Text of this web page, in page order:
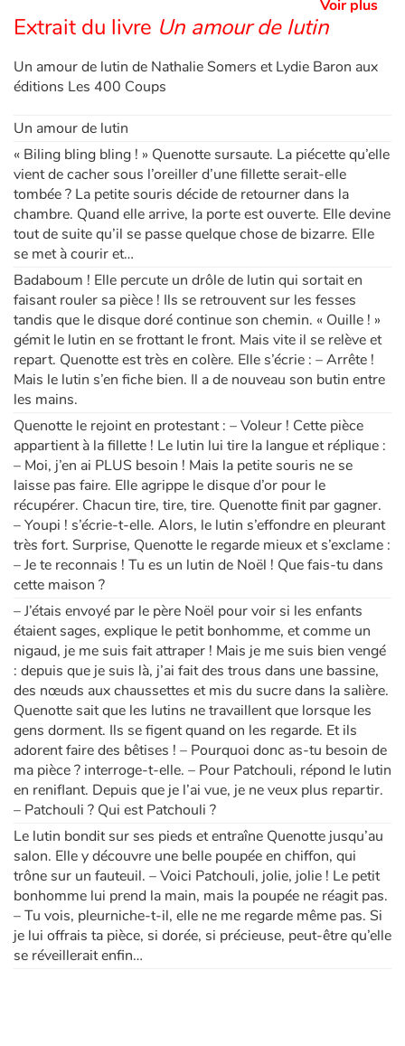
Voir plus
Extrait du livre Un amour de lutin
Un amour de lutin de Nathalie Somers et Lydie Baron aux
éditions Les 400 Coups
Un amour de lutin
« Biling bling bling ! » Quenotte sursaute. La piécette qu’elle
vient de cacher sous l’oreiller d’une fillette serait-elle
tombée ? La petite souris décide de retourner dans la
chambre. Quand elle arrive, la porte est ouverte. Elle devine
tout de suite qu’il se passe quelque chose de bizarre. Elle
se met à courir et…
Badaboum ! Elle percute un drôle de lutin qui sortait en
faisant rouler sa pièce ! Ils se retrouvent sur les fesses
tandis que le disque doré continue son chemin. « Ouille ! »
gémit le lutin en se frottant le front. Mais vite il se relève et
repart. Quenotte est très en colère. Elle s’écrie : – Arrête !
Mais le lutin s’en fiche bien. Il a de nouveau son butin entre
les mains.
Quenotte le rejoint en protestant : – Voleur ! Cette pièce
appartient à la fillette ! Le lutin lui tire la langue et réplique :
– Moi, j’en ai PLUS besoin ! Mais la petite souris ne se
laisse pas faire. Elle agrippe le disque d’or pour le
récupérer. Chacun tire, tire, tire. Quenotte finit par gagner.
– Youpi ! s’écrie-t-elle. Alors, le lutin s’effondre en pleurant
très fort. Surprise, Quenotte le regarde mieux et s’exclame :
– Je te reconnais ! Tu es un lutin de Noël ! Que fais-tu dans
cette maison ?
– J’étais envoyé par le père Noël pour voir si les enfants
étaient sages, explique le petit bonhomme, et comme un
nigaud, je me suis fait attraper ! Mais je me suis bien vengé
: depuis que je suis là, j’ai fait des trous dans une bassine,
des nœuds aux chaussettes et mis du sucre dans la salière.
Quenotte sait que les lutins ne travaillent que lorsque les
gens dorment. Ils se figent quand on les regarde. Et ils
adorent faire des bêtises ! – Pourquoi donc as-tu besoin de
ma pièce ? interroge-t-elle. – Pour Patchouli, répond le lutin
en reniflant. Depuis que je l’ai vue, je ne veux plus repartir.
– Patchouli ? Qui est Patchouli ?
Le lutin bondit sur ses pieds et entraîne Quenotte jusqu’au
salon. Elle y découvre une belle poupée en chiffon, qui
trône sur un fauteuil. – Voici Patchouli, jolie, jolie ! Le petit
bonhomme lui prend la main, mais la poupée ne réagit pas.
– Tu vois, pleurniche-t-il, elle ne me regarde même pas. Si
je lui offrais ta pièce, si dorée, si précieuse, peut-être qu’elle
se réveillerait enfin…